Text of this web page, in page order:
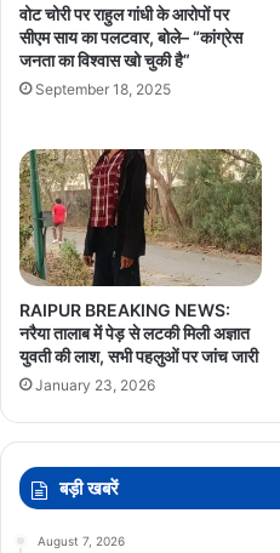
वोट चोरी पर राहुल गांधी के आरोपों पर
सीएम साय का पलटवार, बोले– “कांग्रेस
जनता का विश्वास खो चुकी है”
September 18, 2025
RAIPUR BREAKING NEWS:
नरैया तालाब में पेड़ से लटकी मिली अज्ञात
युवती की लाश, सभी पहलुओं पर जांच जारी
January 23, 2026
बड़ी खबरें
August 7, 2026